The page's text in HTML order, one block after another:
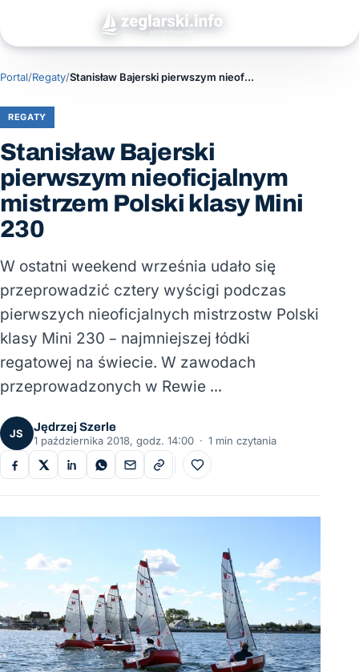
Portal/Regaty/ Stanisław Bajerski pierwszym nieoficjalnym mistrzem Polski klasy Mini 230
REGATY
Stanisław Bajerski
pierwszym nieoficjalnym
mistrzem Polski klasy Mini
230
W ostatni weekend września udało się
przeprowadzić cztery wyścigi podczas
pierwszych nieoficjalnych mistrzostw Polski
klasy Mini 230 – najmniejszej łódki
regatowej na świecie. W zawodach
przeprowadzonych w Rewie …
JS
Jędrzej Szerle
1 października 2018, godz. 14:00 · 1 min czytania
Do ulubionych